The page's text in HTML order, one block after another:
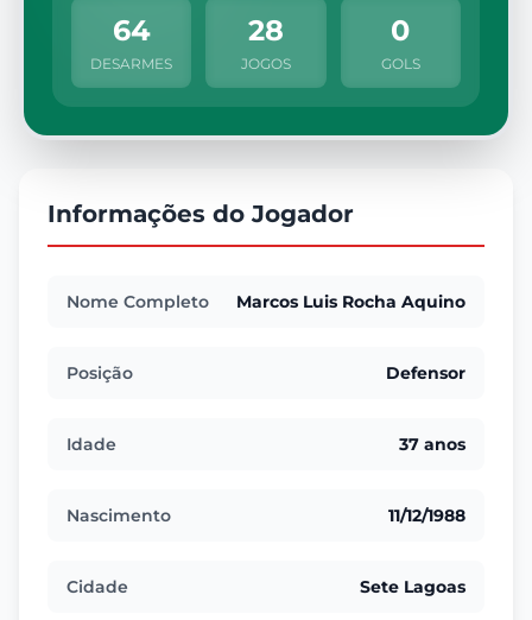
64
DESARMES
28
JOGOS
0
GOLS
Informações do Jogador
Nome Completo Marcos Luis Rocha Aquino
Posição Defensor
Idade 37 anos
Nascimento 11/12/1988
Cidade Sete Lagoas